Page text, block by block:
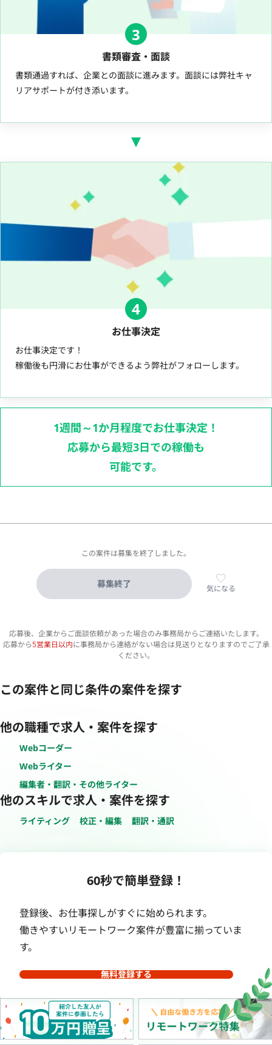
3
書類審査・面談
書類通過すれば、企業との面談に進みます。面談には弊社キャ
リアサポートが付き添います。
4
お仕事決定
お仕事決定です！
稼働後も円滑にお仕事ができるよう弊社がフォローします。
1週間～1か月程度でお仕事決定！
応募から最短3日での稼働も
可能です。
この案件は募集を終了しました。
募集終了 気になる
応募後、企業からご面談依頼があった場合のみ事務局からご連絡いたします。
応募から5営業日以内に事務局から連絡がない場合は見送りとなりますのでご了承
ください。
この案件と同じ条件の案件を探す
他の職種で求人・案件を探す
Webコーダー
Webライター
編集者・翻訳・その他ライター
他のスキルで求人・案件を探す
ライティング 校正・編集 翻訳・通訳
60秒で簡単登録！
登録後、お仕事探しがすぐに始められます。
働きやすいリモートワーク案件が豊富に揃っていま
す。
無料登録する